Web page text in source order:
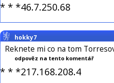
* * *46.7.250.68
hokky7
Reknete mi co na tom
odpověz na tento komentář
* * *217.168.208.4